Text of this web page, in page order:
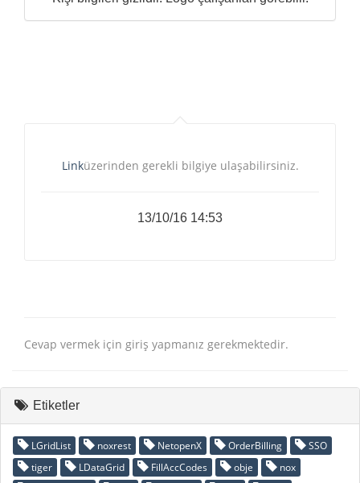
Linküzerinden gerekli bilgiye ulaşabilirsiniz.
13/10/16 14:53
Cevap vermek için giriş yapmanız gerekmektedir.
Etiketler
LGridList noxrest NetopenX OrderBilling
SSO
tiger
LDataGrid FillAccCodes obje
nox